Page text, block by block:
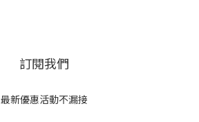
訂閱我們
最新優惠活動不漏接